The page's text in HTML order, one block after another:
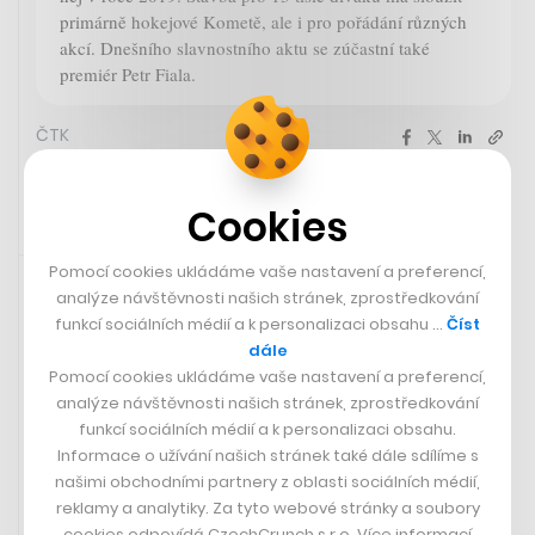
primárně hokejové Kometě, ale i pro pořádání různých
akcí. Dnešního slavnostního aktu se zúčastní také
premiér Petr Fiala.
ČTK
Cookies
Pomocí cookies ukládáme vaše nastavení a preferencí,
analýze návštěvnosti našich stránek, zprostředkování
funkcí sociálních médií a k personalizaci obsahu … Číst
dále
Pomocí cookies ukládáme vaše nastavení a preferencí,
analýze návštěvnosti našich stránek, zprostředkování
funkcí sociálních médií a k personalizaci obsahu.
Informace o užívání našich stránek také dále sdílíme s
našimi obchodními partnery z oblasti sociálních médií,
reklamy a analytiky. Za tyto webové stránky a soubory